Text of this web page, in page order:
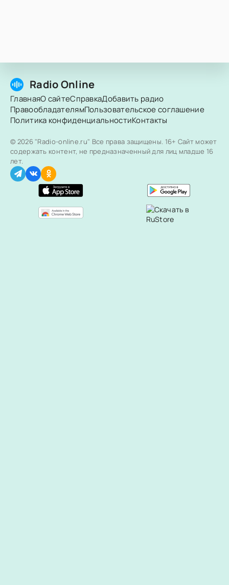
Radio Online
ГлавнаяО сайтеСправкаДобавить радио
ПравообладателямПользовательское соглашение
Политика конфиденциальностиКонтакты
© 2026 "Radio-online.ru" Все права защищены. 16+ Сайт может
содержать контент, не предназначенный для лиц младше 16
лет.